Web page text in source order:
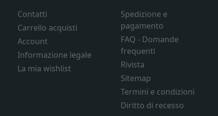
Contatti
Carrello acquisti
Account
Informazione legale
La mia wishlist
Spedizione e
pagamento
FAQ - Domande
frequenti
Rivista
Sitemap
Termini e condizioni
Diritto di recesso